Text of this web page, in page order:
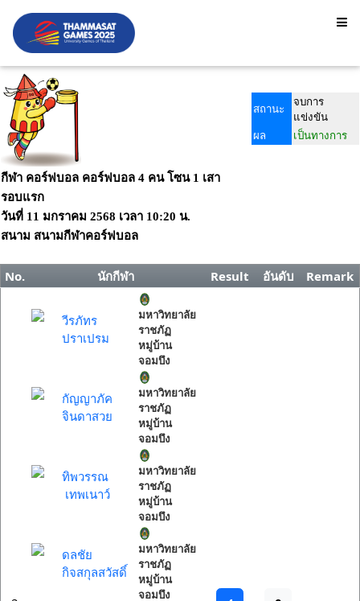
สถานะ
จบการ
แข่งขัน
ผล
เป็นทางการ
กีฬา คอร์ฟบอล คอร์ฟบอล 4 คน โซน 1 เสา
รอบแรก
วันที่ 11 มกราคม 2568 เวลา 10:20 น.
สนาม สนามกีฬาคอร์ฟบอล
No. นักกีฬา Result อันดับ Remark
วีรภัทร
ปราเปรม
มหาวิทยาลัย
ราชภัฏ
หมู่บ้าน
จอมบึง
กัญญาภัค
จินดาสวย
มหาวิทยาลัย
ราชภัฏ
หมู่บ้าน
จอมบึง
ทิพวรรณ
เทพเนาว์
มหาวิทยาลัย
ราชภัฏ
หมู่บ้าน
จอมบึง
ดลชัย
กิจสกุลสวัสดิ์
มหาวิทยาลัย
ราชภัฏ
หมู่บ้าน
จอมบึง